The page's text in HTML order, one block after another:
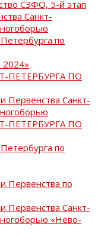
СЗФО, 5-й этап
Санкт-
по
ПЕТЕРБУРГА ПО
Первенства Санкт-
ПЕТЕРБУРГА ПО
по
Первенства по
Первенства Санкт-
«Нево-